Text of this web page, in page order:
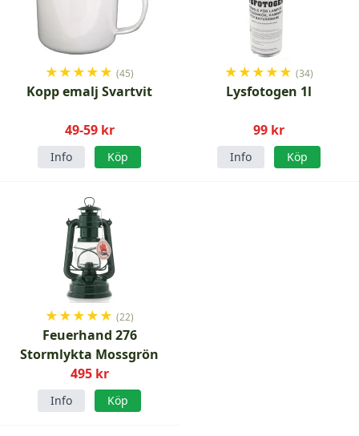
★★★★★ (45)
Kopp emalj Svartvit
49-59 kr
Info Köp
★★★★★ (34)
Lysfotogen 1l
99 kr
Info Köp
★★★★★ (22)
Feuerhand 276
Stormlykta Mossgrön
495 kr
Info Köp